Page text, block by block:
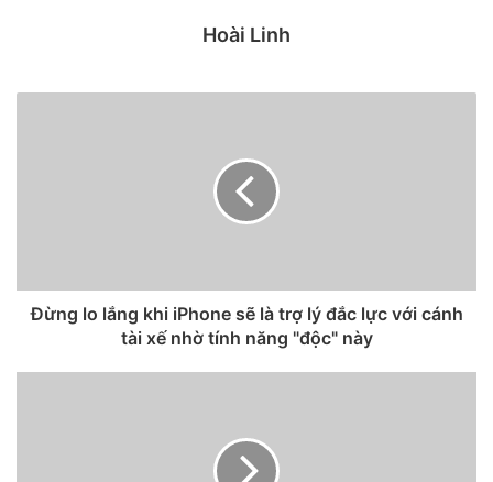
CEO Apple – Tim Cook.
tháng hoặc những khách hàng trả góp qua thẻ tín dụng
Apple Card. Giá bảo hành iPhone là khoảng 200 USD
Hoài Linh
Đừng lo lắng khi iPhone sẽ là trợ lý đắc lực với cánh
tài xế nhờ tính năng "độc" này